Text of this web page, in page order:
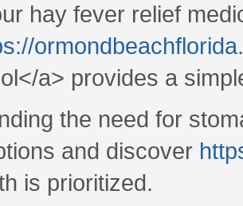
hay fever relief
a> provides a
the need for
and discover
is prioritized.